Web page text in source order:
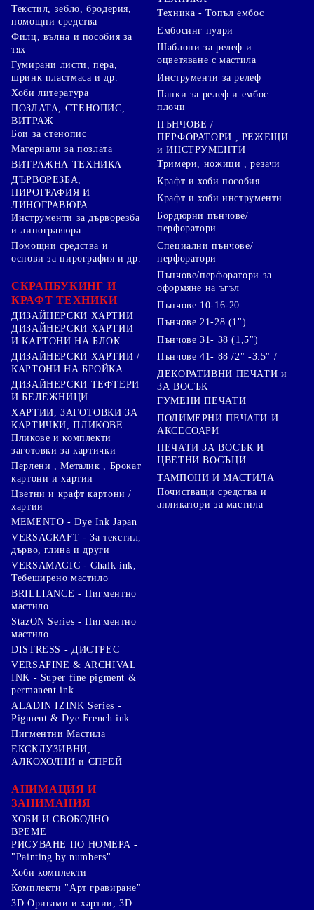
Текстил, зебло, бродерия,
помощни средства
Филц, вълна и пособия за
тях
Гумирани листи, пера,
шринк пластмаса и др.
Хоби литература
ПОЗЛАТА, СТЕНОПИС,
ВИТРАЖ
Бои за стенопис
Материали за позлата
ВИТРАЖНА ТЕХНИКА
ДЪРВОРЕЗБА,
ПИРОГРАФИЯ И
ЛИНОГРАВЮРА
Инструменти за дърворезба
и линогравюра
Помощни средства и
основи за пирография и др.
СКРАПБУКИНГ И
КРАФТ ТЕХНИКИ
ДИЗАЙНЕРСКИ ХАРТИИ
ДИЗАЙНЕРСКИ ХАРТИИ
И КАРТОНИ НА БЛОК
ДИЗАЙНЕРСКИ ХАРТИИ /
КАРТОНИ НА БРОЙКА
ДИЗАЙНЕРСКИ ТЕФТЕРИ
И БЕЛЕЖНИЦИ
ХАРТИИ, ЗАГОТОВКИ ЗА
КАРТИЧКИ, ПЛИКОВЕ
Пликове и комплекти
заготовки за картички
Перлени , Металик , Брокат
картони и хартии
Цветни и крафт картони /
хартии
Техника - Топъл ембос
Ембосинг пудри
Шаблони за релеф и
оцветяване с мастила
Инструменти за релеф
Папки за релеф и ембос
плочи
ПЪНЧОВЕ /
ПЕРФОРАТОРИ , РЕЖЕЩИ
и ИНСТРУМЕНТИ
Тримери, ножици , резачи
Крафт и хоби пособия
Крафт и хоби инструменти
Бордюрни пънчове/
перфоратори
Специални пънчове/
перфоратори
Пънчове/перфоратори за
оформяне на ъгъл
Пънчове 10-16-20
Пънчове 21-28 (1")
Пънчове 31- 38 (1,5")
Пънчове 41- 88 /2" -3.5" /
ДЕКОРАТИВНИ ПЕЧАТИ и
ЗА ВОСЪК
ГУМЕНИ ПЕЧАТИ
ПОЛИМЕРНИ ПЕЧАТИ И
АКСЕСОАРИ
ПЕЧАТИ ЗА ВОСЪК И
ЦВЕТНИ ВОСЪЦИ
ТАМПОНИ И МАСТИЛА
Почистващи средства и
апликатори за мастила
MEMENTO - Dye Ink Japan
VERSACRAFT - За текстил,
дърво, глина и други
VERSAMAGIC - Chalk ink,
Тебеширено мастило
BRILLIANCE - Пигментно
мастило
StazON Series - Пигментно
мастило
DISTRESS - ДИСТРЕС
VERSAFINE & ARCHIVAL
INK - Super fine pigment &
permanent ink
ALADIN IZINK Series -
Pigment & Dye French ink
Пигментни Мастила
ЕКСКЛУЗИВНИ,
АЛКОХОЛНИ и СПРЕЙ
АНИМАЦИЯ И
ЗАНИМАНИЯ
ХОБИ И СВОБОДНО
ВРЕМЕ
РИСУВАНЕ ПО НОМЕРА -
"Painting by numbers"
Хоби комплекти
Комплекти "Арт гравиране"
3D Оригами и хартии, 3D